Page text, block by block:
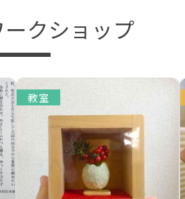
クショップ
教室